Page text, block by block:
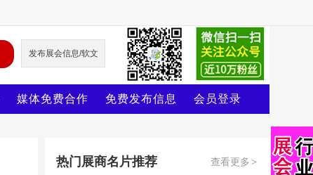
发布展会信息/软文
媒体免费合作 免费发布信息 会员登录
查看更多 >
热门展商名片推荐